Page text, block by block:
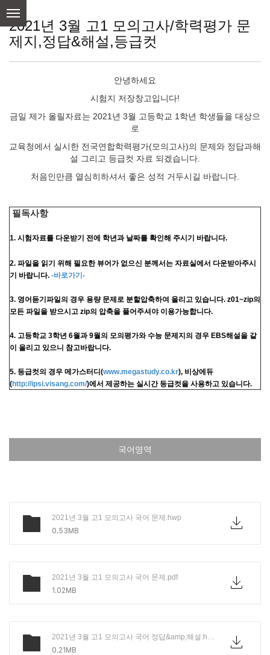
content
2021년 3월 고1 모의고사/학력평가 문
제지,정답&해설,등급컷
안녕하세요
시험지 저장창고입니다!
금일 제가 올릴자료는 2021년 3월 고등학교 1학년 학생들을 대상으
로
교육청에서 실시한 전국연합학력평가(모의고사)의 문제와 정답과해
설 그리고 등급컷 자료 되겠습니다.
처음인만큼 열심히하셔서 좋은 성적 거두시길 바랍니다.
필독사항
1. 시험자료를 다운받기 전에 학년과 날짜를 확인해 주시기 바랍니다.
2. 파일을 읽기 위해 필요한 뷰어가 없으신 분께서는 자료실에서 다운받아주시
기 바랍니다. -바로가기-
3. 영어듣기파일의 경우 용량 문제로 분할압축하여 올리고 있습니다. z01~zip의
모든 파일을 받으시고 zip의 압축을 풀어주셔야 이용가능합니다.
4. 고등학교 3학년 6월과 9월의 모의평가와 수능 문제지의 경우 EBS해설을 같
이 올리고 있으니 참고바랍니다.
5. 등급컷의 경우 메가스터디(www.megastudy.co.kr), 비상에듀
(http://ipsi.visang.com/)에서 제공하는 실시간 등급컷을 사용하고 있습니다.
국어영역
2021년 3월 고1 모의고사 국어 문제.hwp
0.53MB
2021년 3월 고1 모의고사 국어 문제.pdf
1.02MB
2021년 3월 고1 모의고사 국어 정답&amp;해설.hwp
0.21MB